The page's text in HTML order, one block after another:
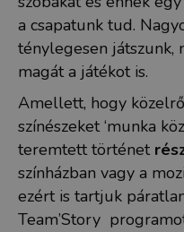
a csapatunk tud.
ténylegesen játszunk,
magát a játékot is.
Amellett, hogy
színészeket ‘munka
teremtett történet
színházban vagy a
ezért is tartjuk
Team’Story